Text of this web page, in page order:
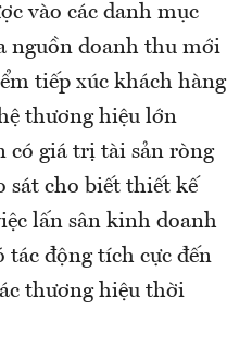
vào các danh mục
nguồn doanh thu mới
tiếp xúc khách hàng
thương hiệu lớn
có giá trị tài sản ròng
sát cho biết thiết kế
lấn sân kinh doanh
tác động tích cực đến
thương hiệu thời